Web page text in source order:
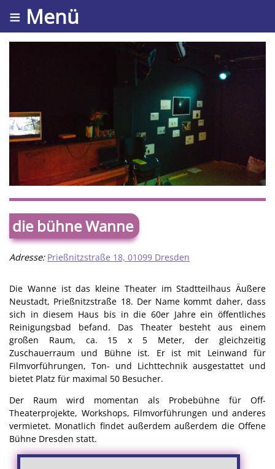
≡ Menü
die bühne Wanne
Adresse: Prießnitzstraße 18, 01099 Dresden
Die Wanne ist das kleine Theater im Stadtteilhaus Äußere
Neustadt, Prießnitzstraße 18. Der Name kommt daher, dass
sich in diesem Haus bis in die 60er Jahre ein öffentliches
Reinigungsbad befand. Das Theater besteht aus einem
großen Raum, ca. 15 x 5 Meter, der gleichzeitig
Zuschauerraum und Bühne ist. Er ist mit Leinwand für
Filmvorführungen, Ton- und Lichttechnik ausgestattet und
bietet Platz für maximal 50 Besucher.
Der Raum wird momentan als Probebühne für Off-
Theaterprojekte, Workshops, Filmvorführungen und anderes
vermietet. Monatlich findet außerdem außerdem die Offene
Bühne Dresden statt.